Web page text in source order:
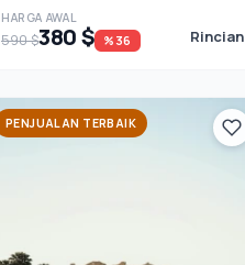
HARGA AWAL
590 $380 $ %36 Rincian
PENJUALAN TERBAIK